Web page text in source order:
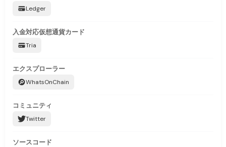
Ledger
入金対応仮想通貨カード
Tria
エクスプローラー
WhatsOnChain
コミュニティ
Twitter
ソースコード